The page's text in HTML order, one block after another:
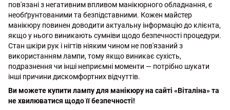
пов'язані з негативним впливом манікюрного обладнання, є
необґрунтованими та безпідставними. Кожен майстер
манікюру повинен доводити актуальну інформацію до клієнта,
якщо у нього виникають сумніви щодо безпечності процедури.
Стан шкіри рук і нігтів ніяким чином не пов'язаний з
використанням лампи, тому якщо виникає сухість,
подразнення чи інші неприємні моменти — потрібно шукати
інші причини дискомфортних відчуттів.
Ви можете купити лампу для манікюру на сайті «Віталіна» та
не хвилюватися щодо її безпечності!